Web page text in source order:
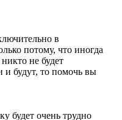
в
потому, что иногда
не будет
будут, то помочь вы
будет очень трудно